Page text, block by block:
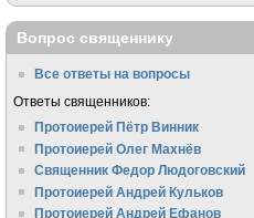
Вопрос священнику
Все ответы на вопросы
Ответы священников:
Протоиерей Пётр Винник
Протоиерей Олег Махнёв
Священник Федор Людоговский
Протоиерей Андрей Кульков
Протоиерей Андрей Ефанов